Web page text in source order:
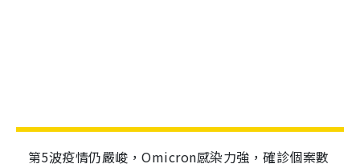
第5波疫情仍嚴峻，Omicron感染力強，確診個案數